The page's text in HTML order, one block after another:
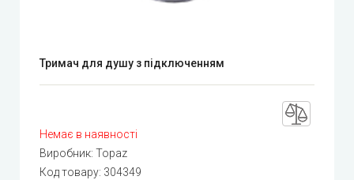
Тримач для душу з підключенням
Немає в наявності
Виробник: Topaz
Код товару: 304349